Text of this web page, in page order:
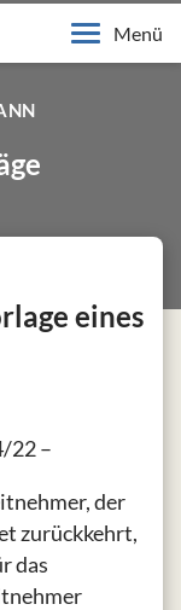
Menü
eines
22 –
der
zurückkehrt,
das